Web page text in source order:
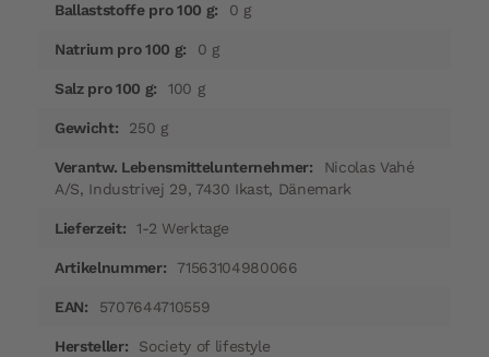
0 g
0 g
100 g
250 g
Nicolas Vahé
A/S, Industrivej 29, 7430 Ikast, Dänemark
1-2 Werktage
71563104980066
5707644710559
Society of lifestyle